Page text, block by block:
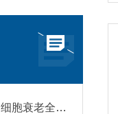
细胞老了怎么办？常用细胞衰老全解析